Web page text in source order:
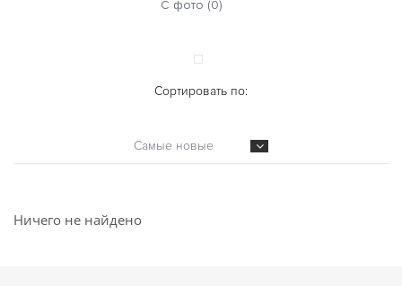
С фото (0)
Сортировать по:
Самые новые
Ничего не найдено